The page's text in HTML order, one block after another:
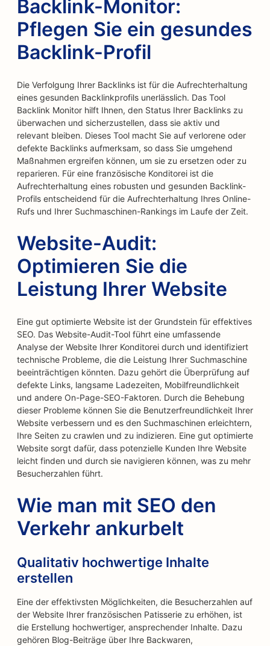
Backlink-Monitor:
Pflegen Sie ein gesundes
Backlink-Profil
Die Verfolgung Ihrer Backlinks ist für die Aufrechterhaltung
eines gesunden Backlinkprofils unerlässlich. Das Tool
Backlink Monitor hilft Ihnen, den Status Ihrer Backlinks zu
überwachen und sicherzustellen, dass sie aktiv und
relevant bleiben. Dieses Tool macht Sie auf verlorene oder
defekte Backlinks aufmerksam, so dass Sie umgehend
Maßnahmen ergreifen können, um sie zu ersetzen oder zu
reparieren. Für eine französische Konditorei ist die
Aufrechterhaltung eines robusten und gesunden Backlink-
Profils entscheidend für die Aufrechterhaltung Ihres Online-
Rufs und Ihrer Suchmaschinen-Rankings im Laufe der Zeit.
Website-Audit:
Optimieren Sie die
Leistung Ihrer Website
Eine gut optimierte Website ist der Grundstein für effektives
SEO. Das Website-Audit-Tool führt eine umfassende
Analyse der Website Ihrer Konditorei durch und identifiziert
technische Probleme, die die Leistung Ihrer Suchmaschine
beeinträchtigen könnten. Dazu gehört die Überprüfung auf
defekte Links, langsame Ladezeiten, Mobilfreundlichkeit
und andere On-Page-SEO-Faktoren. Durch die Behebung
dieser Probleme können Sie die Benutzerfreundlichkeit Ihrer
Website verbessern und es den Suchmaschinen erleichtern,
Ihre Seiten zu crawlen und zu indizieren. Eine gut optimierte
Website sorgt dafür, dass potenzielle Kunden Ihre Website
leicht finden und durch sie navigieren können, was zu mehr
Besucherzahlen führt.
Wie man mit SEO den
Verkehr ankurbelt
Qualitativ hochwertige Inhalte
erstellen
Eine der effektivsten Möglichkeiten, die Besucherzahlen auf
der Website Ihrer französischen Patisserie zu erhöhen, ist
die Erstellung hochwertiger, ansprechender Inhalte. Dazu
gehören Blog-Beiträge über Ihre Backwaren,